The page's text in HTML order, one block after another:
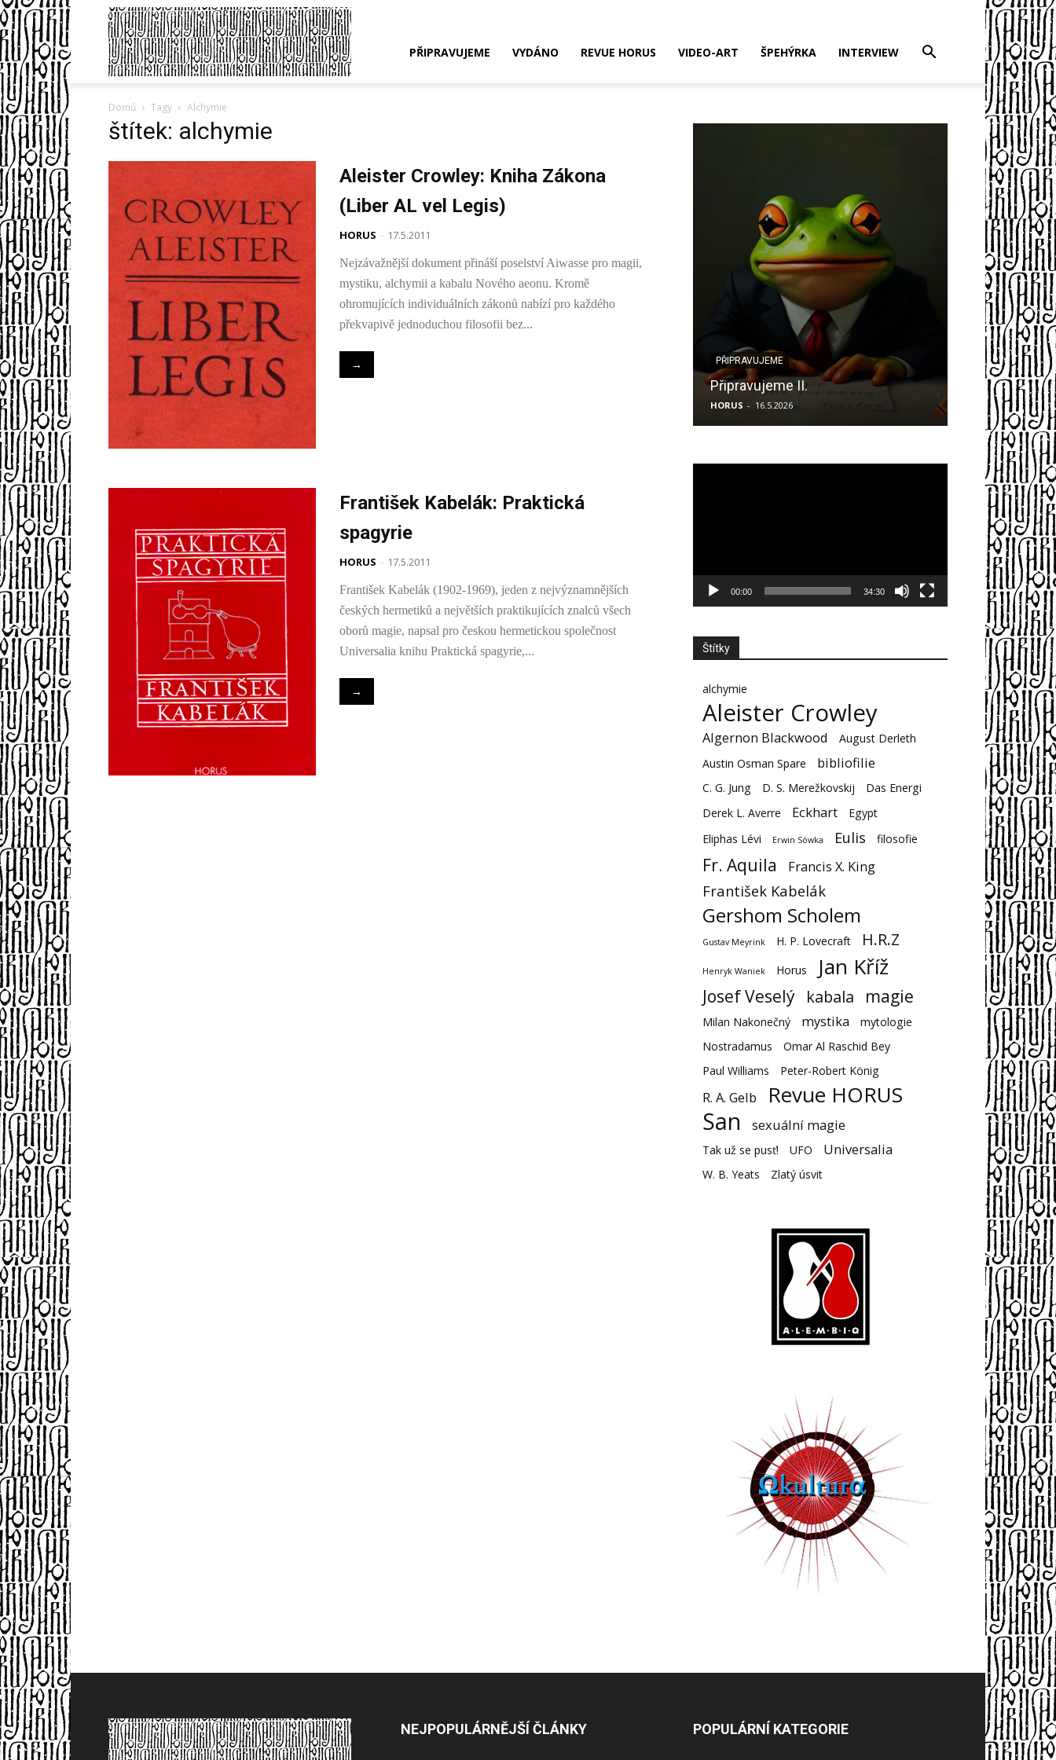
Nakladatelství
PŘIPRAVUJEME VYDÁNO REVUE HORUS VIDEO-ART ŠPEHÝRKA INTERVIEW
Domů Tagy Alchymie
štítek: alchymie
Aleister Crowley: Kniha Zákona
(Liber AL vel Legis)
HORUS - 17.5.2011
Nejzávažnější dokument přináší poselství Aiwasse pro magii,
mystiku, alchymii a kabalu Nového aeonu. Kromě
ohromujících individuálních zákonů nabízí pro každého
překvapivě jednoduchou filosofii bez...
→
František Kabelák: Praktická
spagyrie
HORUS - 17.5.2011
František Kabelák (1902-1969), jeden z nejvýznamnějších
českých hermetiků a největších praktikujících znalců všech
oborů magie, napsal pro českou hermetickou společnost
Universalia knihu Praktická spagyrie,...
→
PŘIPRAVUJEME
Připravujeme II.
HORUS - 16.5.2026
PŘIPRAVUJEME
Připravujeme
HORUS - 22.11.2025
00:00 34:30
Štítky
alchymie
Aleister Crowley
Algernon Blackwood
August Derleth
Austin Osman Spare
bibliofilie
C. G. Jung D. S. Merežkovskij
Das Energi
Derek L. Averre
Eckhart
Egypt
Eliphas Lévi
Erwin Sówka Eulis filosofie
Fr. Aquila Francis X. King
František Kabelák
Gershom Scholem
Gustav Meyrink H. P. Lovecraft H.R.Z
Henryk Waniek Horus Jan Kříž
Josef Veselý kabala magie
Milan Nakonečný mystika
mytologie
Nostradamus
Omar Al Raschid Bey
Paul Williams
Peter-Robert König
R. A. Gelb Revue HORUS
San sexuální magie
Tak už se pusť! UFO Universalia
W. B. Yeats Zlatý úsvit
NEJPOPULÁRNĚJŠÍ ČLÁNKY POPULÁRNÍ KATEGORIE